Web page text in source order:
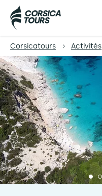
Corsicatours Activités